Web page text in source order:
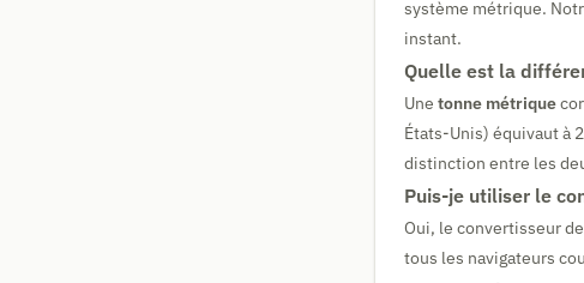
système métrique.
instant.
Quelle est la
Une tonne métrique
États-Unis) équivaut à
distinction entre les
Puis-je utiliser le
Oui, le convertisseur
tous les navigateurs